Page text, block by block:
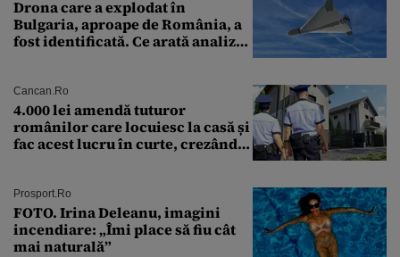
Drona care a explodat în
Bulgaria, aproape de România, a
fost identificată. Ce arată analiza
Cancan.ro
4.000 lei amendă tuturor
românilor care locuiesc la casă și
fac acest lucru în curte, crezând
Prosport.ro
FOTO. Irina Deleanu, imagini
incendiare: „Îmi place să fiu cât
mai naturală”